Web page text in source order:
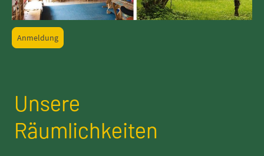
Anmeldung
Unsere
Räumlichkeiten